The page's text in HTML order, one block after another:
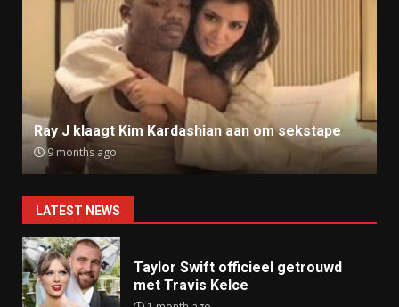
Ray J klaagt Kim Kardashian aan om sekstape
9 months ago
LATEST NEWS
Taylor Swift officieel getrouwd
met Travis Kelce